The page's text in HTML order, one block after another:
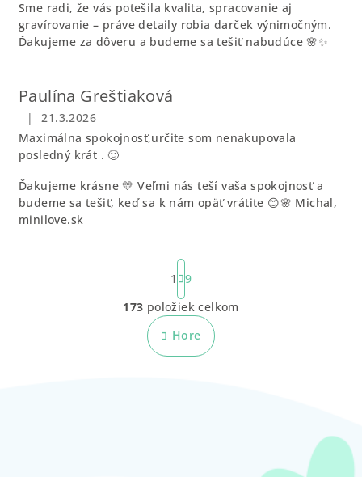
Sme radi, že vás potešila kvalita, spracovanie aj
gravírovanie – práve detaily robia darček výnimočným.
Ďakujeme za dôveru a budeme sa tešiť nabudúce 🌸✨
Paulína Greštiaková
Hodnotenie obchodu je 5 z 5 hviezdičiek.
|
21.3.2026
Maximálna spokojnosť,určite som nenakupovala
posledný krát . 🙂
Ďakujeme krásne 💛 Veľmi nás teší vaša spokojnosť a
budeme sa tešiť, keď sa k nám opäť vrátite 😊🌸 Michal,
minilove.sk
O
v
l
S
t
r
á
n
k
o
1
9
173 položiek celkom
Hore